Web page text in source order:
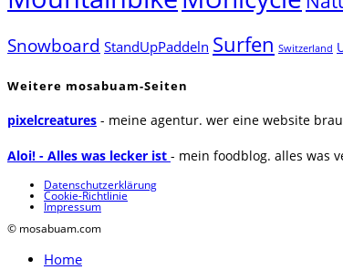
Snowboard StandUpPaddeln Surfen Switzerland
Weitere mosabuam-Seiten
pixelcreatures - meine agentur. wer eine website
Aloi! - Alles was lecker ist - mein foodblog. alles was
Datenschutzerklärung
Cookie-Richtlinie
Impressum
© mosabuam.com
Home